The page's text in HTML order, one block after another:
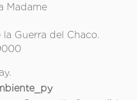
Madame
Guerra del Chaco.